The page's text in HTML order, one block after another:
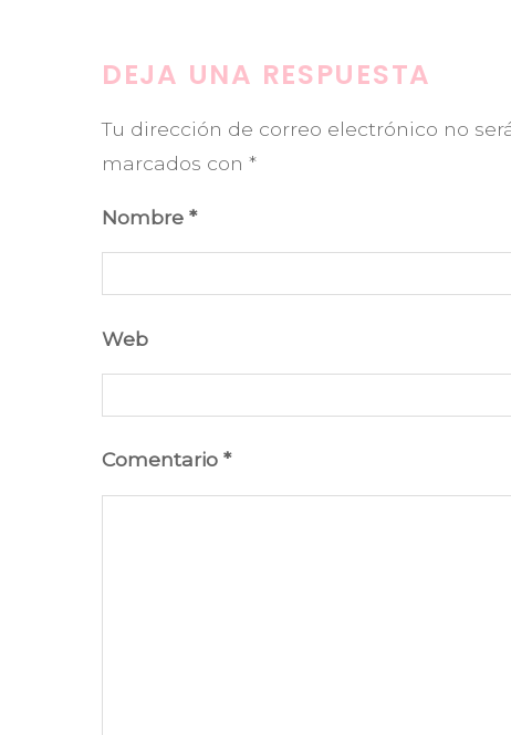
DEJA UNA RESPUESTA
Tu dirección de correo electrónico no
marcados con *
Nombre *
Web
Comentario *